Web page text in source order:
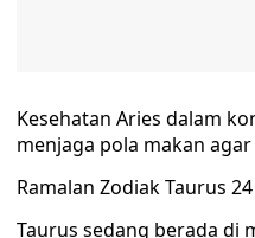
Kesehatan Aries dalam
menjaga pola makan
Ramalan Zodiak Taurus
Taurus sedang berada di